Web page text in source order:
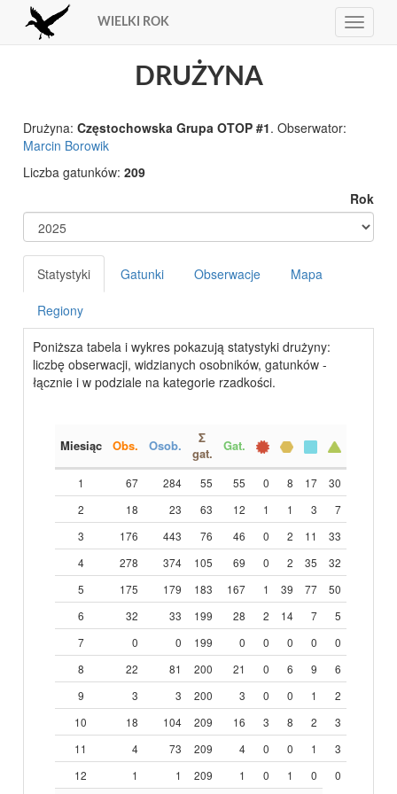
Toggle
WIELKI ROK
DRUŻYNA
Drużyna:Częstochowska Grupa OTOP #1. Obserwator:
Marcin Borowik
Liczba gatunków:209
Rok
Statystyki Gatunki Obserwacje Mapa
Regiony
Poniższa tabela i wykres pokazują statystyki drużyny:
liczbę obserwacji, widzianych osobników, gatunków -
łącznie i w podziale na kategorie rzadkości.
Miesiąc Obs. Osob.
Σ
gat.
Gat.
1 67 284 55 55 0 8 17
30
2
18 23 63 12 1 1 3
7
3
176 443 76 46 0 2 11
33
4
278 374 105 69 0 2 35
32
5
175 179 183 167 1 39 77
50
6
32 33 199 28 2 14 7
5
7
0 0 199 0 0 0 0
0
8
22 81 200 21 0 6 9
6
9
3 3 200 3 0 0 1
2
10
18 104 209 16 3 8 2
3
11
4 73 209 4 0 0 1
3
12
1 1 209 1 0 1 0 0